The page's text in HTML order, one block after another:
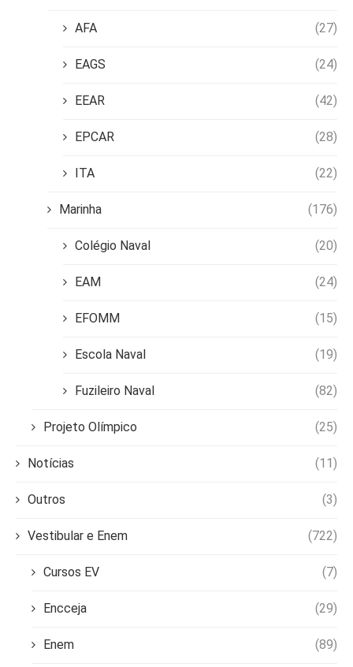
AFA (27)
EAGS (24)
EEAR (42)
EPCAR (28)
ITA (22)
Marinha (176)
Colégio Naval (20)
EAM (24)
EFOMM (15)
Escola Naval (19)
Fuzileiro Naval (82)
Projeto Olímpico (25)
Notícias (11)
Outros (3)
Vestibular e Enem (722)
Cursos EV (7)
Encceja (29)
Enem (89)